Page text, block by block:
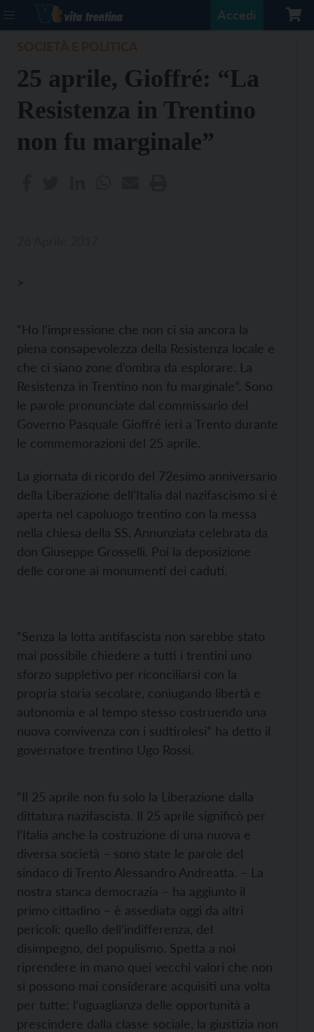
Accedi
25 aprile, Gioffré: “La
Resistenza in Trentino
non fu marginale”
>
“Ho l’impressione che non ci sia ancora la
piena consapevolezza della Resistenza locale e
che ci siano zone d’ombra da esplorare. La
Resistenza in Trentino non fu marginale”. Sono
le parole pronunciate dal commissario del
Governo Pasquale Gioffré ieri a Trento durante
le commemorazioni del 25 aprile.
La giornata di ricordo del 72esimo anniversario
della Liberazione dell’Italia dal nazifascismo si è
aperta nel capoluogo trentino con la messa
nella chiesa della SS. Annunziata celebrata da
don Giuseppe Grosselli. Poi la deposizione
delle corone ai monumenti dei caduti.
“Senza la lotta antifascista non sarebbe stato
mai possibile chiedere a tutti i trentini uno
sforzo suppletivo per riconciliarsi con la
propria storia secolare, coniugando libertà e
autonomia e al tempo stesso costruendo una
nuova convivenza con i sudtirolesi” ha detto il
governatore trentino Ugo Rossi.
“Il 25 aprile non fu solo la Liberazione dalla
dittatura nazifascista. Il 25 aprile significò per
l’Italia anche la costruzione di una nuova e
diversa società – sono state le parole del
sindaco di Trento Alessandro Andreatta. – La
nostra stanca democrazia – ha aggiunto il
primo cittadino – è assediata oggi da altri
pericoli: quello dell’indifferenza, del
disimpegno, del populismo. Spetta a noi
riprendere in mano quei vecchi valori che non
si possono mai considerare acquisiti una volta
per tutte: l’uguaglianza delle opportunità a
prescindere dalla classe sociale, la giustizia non